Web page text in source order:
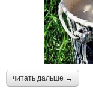
читать дальше →